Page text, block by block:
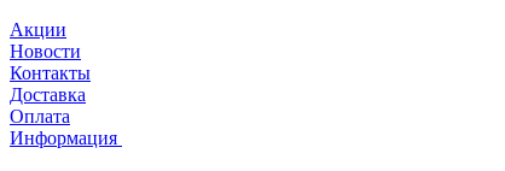
Акции
Новости
Контакты
Доставка
Оплата
Информация